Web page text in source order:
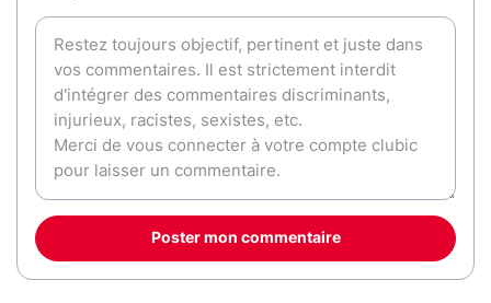
Poster mon commentaire